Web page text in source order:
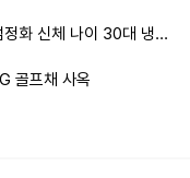
정화 신체 나이 30대 냉장고
골프채 사옥